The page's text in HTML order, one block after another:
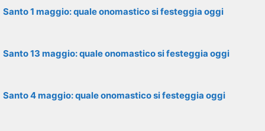
Santo 1 maggio: quale onomastico si festeggia oggi
Santo 13 maggio: quale onomastico si festeggia oggi
Santo 4 maggio: quale onomastico si festeggia oggi